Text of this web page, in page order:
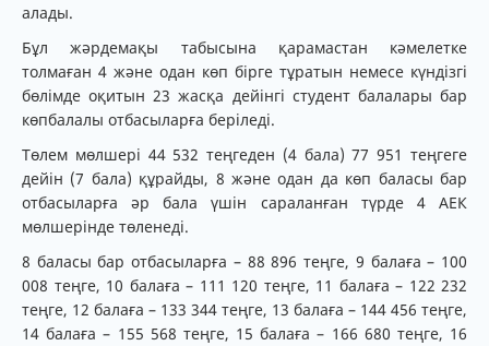
алады.
Бұл жәрдемақы табысына қарамастан кәмелетке
толмаған 4 және одан көп бірге тұратын немесе күндізгі
бөлімде оқитын 23 жасқа дейінгі студент балалары бар
көпбалалы отбасыларға беріледі.
Төлем мөлшері 44 532 теңгеден (4 бала) 77 951 теңгеге
дейін (7 бала) құрайды, 8 және одан да көп баласы бар
отбасыларға әр бала үшін сараланған түрде 4 АЕК
мөлшерінде төленеді.
8 баласы бар отбасыларға – 88 896 теңге, 9 балаға – 100
008 теңге, 10 балаға – 111 120 теңге, 11 балаға – 122 232
теңге, 12 балаға – 133 344 теңге, 13 балаға – 144 456 теңге,
14 балаға – 155 568 теңге, 15 балаға – 166 680 теңге, 16